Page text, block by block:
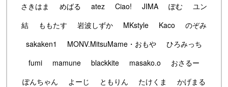
さきはま
めばる atez Ciao! JIMA ぽむ
ユン
結
ももたす 岩波しずか MKstyle Kaco
のぞみ
sakaken1
MONV.MitsuMame・おもや
ひろみっち
fumi
mamune blackkite masako.o
おさるー
ぽんちゃん
よーじ ともりん たけくま
かげまる